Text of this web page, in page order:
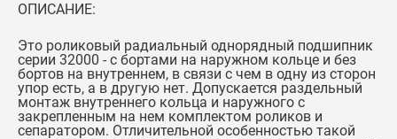
ОПИСАНИЕ:
Это роликовый радиальный однорядный подшипник
серии 32000 - с бортами на наружном кольце и без
бортов на внутреннем, в связи с чем в одну из сторон
упор есть, а в другую нет. Допускается раздельный
монтаж внутреннего кольца и наружного с
закрепленным на нем комплектом роликов и
сепаратором. Отличительной особенностью такой